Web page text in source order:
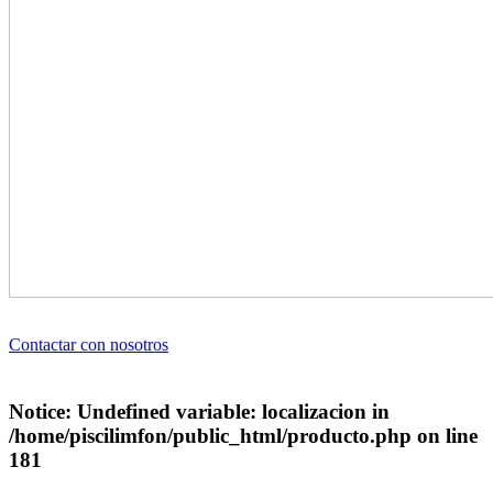
Contactar con nosotros
Notice: Undefined variable: localizacion in
/home/piscilimfon/public_html/producto.php on line
181